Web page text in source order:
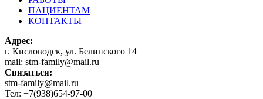
ПАЦИЕНТАМ
КОНТАКТЫ
Адрес:
г. Кисловодск, ул. Белинского 14
mail: stm-family@mail.ru
Связаться:
stm-family@mail.ru
Тел: +7(938)654-97-00